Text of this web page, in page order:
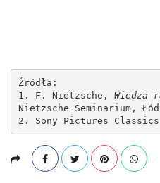
Źródła:
1. F. Nietzsche, Wiedza
Nietzsche Seminarium,
2. Sony Pictures